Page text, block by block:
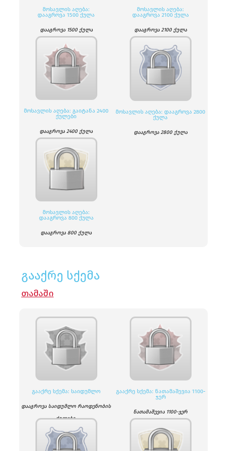
ᲛᲝᲡᲐᲕᲚᲘᲡ ᲐᲦᲔᲑᲐ:
ᲓᲐᲐᲒᲠᲝᲕᲐ 1500 ᲥᲣᲚᲐ
დააგროვა 1500 ქულა
ᲛᲝᲡᲐᲕᲚᲘᲡ ᲐᲦᲔᲑᲐ:
ᲓᲐᲐᲒᲠᲝᲕᲐ 2100 ᲥᲣᲚᲐ
დააგროვა 2100 ქულა
ᲛᲝᲡᲐᲕᲚᲘᲡ ᲐᲦᲔᲑᲐ: ᲒᲐᲘᲢᲐᲜᲐ 2400
ᲥᲣᲚᲔᲑᲘ
დააგროვა 2400 ქულა
ᲛᲝᲡᲐᲕᲚᲘᲡ ᲐᲦᲔᲑᲐ: ᲓᲐᲐᲒᲠᲝᲕᲐ 2800
ᲥᲣᲚᲐ
დააგროვა 2800 ქულა
ᲛᲝᲡᲐᲕᲚᲘᲡ ᲐᲦᲔᲑᲐ:
ᲓᲐᲐᲒᲠᲝᲕᲐ 800 ᲥᲣᲚᲐ
დააგროვა 800 ქულა
გააქრე სქემა
ᲗᲐᲛᲐᲨᲘ
ᲒᲐᲐᲥᲠᲔ ᲡᲥᲔᲛᲐ: ᲡᲐᲘᲓᲣᲛᲚᲝ
დააგროვა საიდუმლო რაოდენობის
ქულები.
ᲒᲐᲐᲥᲠᲔ ᲡᲥᲔᲛᲐ: ᲜᲐᲗᲐᲛᲐᲨᲔᲕᲘᲐ 1100-
ᲯᲔᲠ
ნათამაშევია 1100-ჯერ